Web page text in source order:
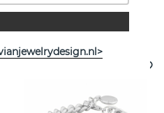
artikelen